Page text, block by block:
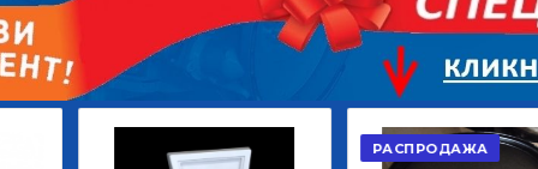
В КОРЗИНУ
29 668,20 Р
В КОРЗИНУ
РАСПРОДАЖА